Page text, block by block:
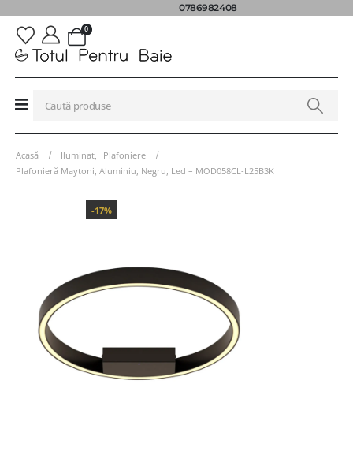
0786982408
0
Acasă Iluminat
Plafoniere
Plafonieră Maytoni, Aluminiu, Negru, Led – MOD058CL-L25B3K
-17%